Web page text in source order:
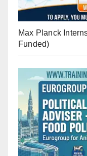
Max Planck
Funded)